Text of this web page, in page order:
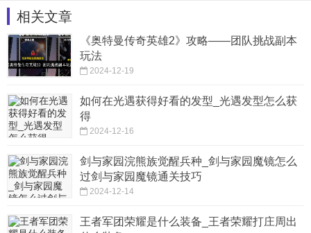
相关文章
《奥特曼传奇英雄2》攻略——团队挑战副本
玩法
2024-12-19
如何在光遇获得好看的发型_光遇发型怎么获
得
2024-12-16
剑与家园浣熊族觉醒兵种_剑与家园魔镜怎么
过剑与家园魔镜通关技巧
2024-12-14
王者军团荣耀是什么装备_王者荣耀打庄周出